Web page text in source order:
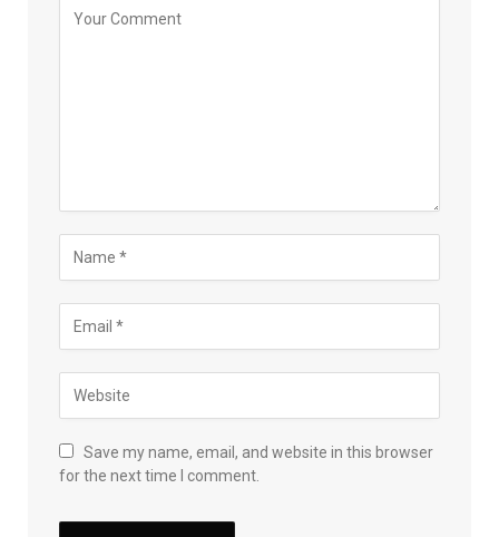
Save my name, email, and website in this browser
for the next time I comment.